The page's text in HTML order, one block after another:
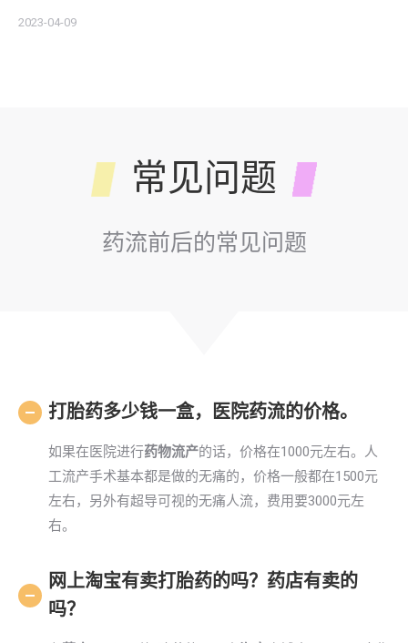
2023-04-09
常见问题
药流前后的常见问题
打胎药多少钱一盒，医院药流的价格。
如果在医院进行药物流产的话，价格在1000元左右。人
工流产手术基本都是做的无痛的，价格一般都在1500元
左右，另外有超导可视的无痛人流，费用要3000元左
右。
网上淘宝有卖打胎药的吗？药店有卖的
吗？